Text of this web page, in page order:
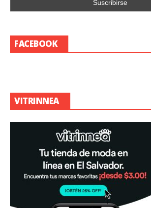
FACEBOOK
VITRINNEA